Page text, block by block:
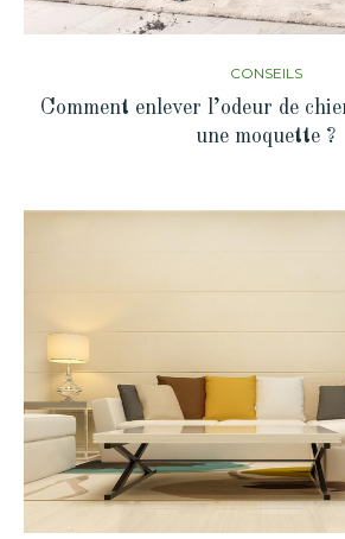
CONSEILS
Comment enlever l’odeur de
une moquette ?